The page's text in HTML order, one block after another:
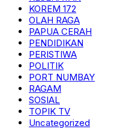
KOREM 172
OLAH RAGA
PAPUA CERAH
PENDIDIKAN
PERISTIWA
POLITIK
PORT NUMBAY
RAGAM
SOSIAL
TOPIK TV
Uncategorized